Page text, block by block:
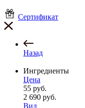
Сертификат
Назад
Ингредиенты
Цена
55 руб.
2 690 руб.
Вид